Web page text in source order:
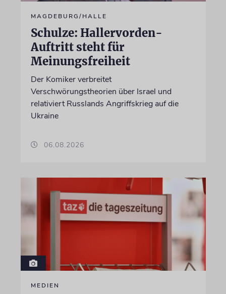
MAGDEBURG/HALLE
Schulze: Hallervorden-
Auftritt steht für
Meinungsfreiheit
Der Komiker verbreitet
Verschwörungstheorien über Israel und
relativiert Russlands Angriffskrieg auf die
Ukraine
06.08.2026
MEDIEN